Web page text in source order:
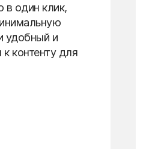
в один клик,
удобный и
контенту для